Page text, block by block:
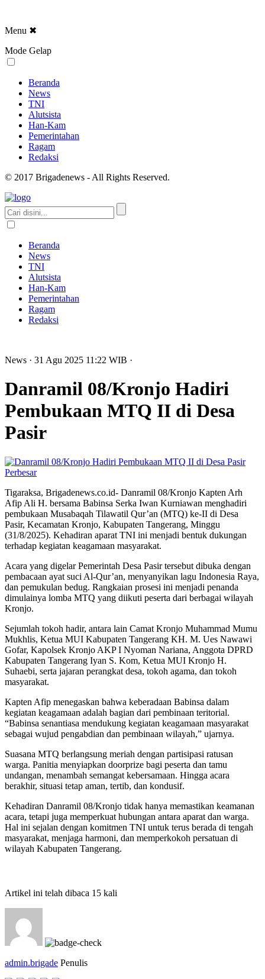
Menu ✖
Mode Gelap
Beranda
News
TNI
Alutsista
Han-Kam
Pemerintahan
Ragam
Redaksi
© 2017 Brigadenews - All Rights Reserved.
Beranda
News
TNI
Alutsista
Han-Kam
Pemerintahan
Ragam
Redaksi
News · 31 Agu 2025 11:22 WIB ·
Danramil 08/Kronjo Hadiri
Pembukaan MTQ II di Desa
Pasir
Perbesar
Tigaraksa, Brigadenews.co.id- Danramil 08/Kronjo Kapten Arh
Afip Ali H. bersama Babinsa Serka Iwan Kurniawan menghadiri
pembukaan Musabaqah Tilawatil Qur’an (MTQ) ke-II di Desa
Pasir, Kecamatan Kronjo, Kabupaten Tangerang, Minggu
(31/8/2025). Kehadiran aparat TNI ini menjadi bentuk dukungan
terhadap kegiatan keagamaan masyarakat.
Acara yang digelar Pemerintah Desa Pasir tersebut dibuka dengan
pembacaan ayat suci Al-Qur’an, menyanyikan lagu Indonesia Raya,
dan pemukulan bedug. Rangkaian prosesi ini menjadi penanda
dimulainya lomba MTQ yang diikuti peserta dari berbagai wilayah
Kronjo.
Sejumlah tokoh hadir, antara lain Camat Kronjo Muhammad Mumu
Mukhlis, Ketua MUI Kabupaten Tangerang KH. M. Ues Nawawi
Gofar, Kapolsek Kronjo AKP I Nyoman Nariana, Anggota DPRD
Kabupaten Tangerang Iyan S. Kom, Ketua MUI Kronjo H.
Suhaebi, serta jajaran perangkat desa, tokoh agama, dan tokoh
masyarakat.
Kapten Afip menegaskan bahwa keberadaan Babinsa dalam
kegiatan keagamaan adalah bagian dari pembinaan teritorial.
“Babinsa senantiasa mendukung kegiatan keagamaan masyarakat
sebagai wujud pengabdian dan pembinaan wilayah,” ujarnya.
Suasana MTQ berlangsung meriah dengan partisipasi ratusan
warga. Panitia menyiapkan doorprize bagi peserta dan tamu
undangan, menambah semangat kebersamaan. Hingga acara
berakhir, situasi tetap aman, tertib, dan kondusif.
Kehadiran Danramil 08/Kronjo tidak hanya memastikan keamanan
acara, tetapi juga memperkuat hubungan antara aparat dan warga.
Hal ini sejalan dengan komitmen TNI untuk terus berada di tengah
masyarakat, menjaga harmoni, dan memperkokoh persatuan di
wilayah Kabupaten Tangerang.
Artikel ini telah dibaca 15 kali
admin.brigade Penulis